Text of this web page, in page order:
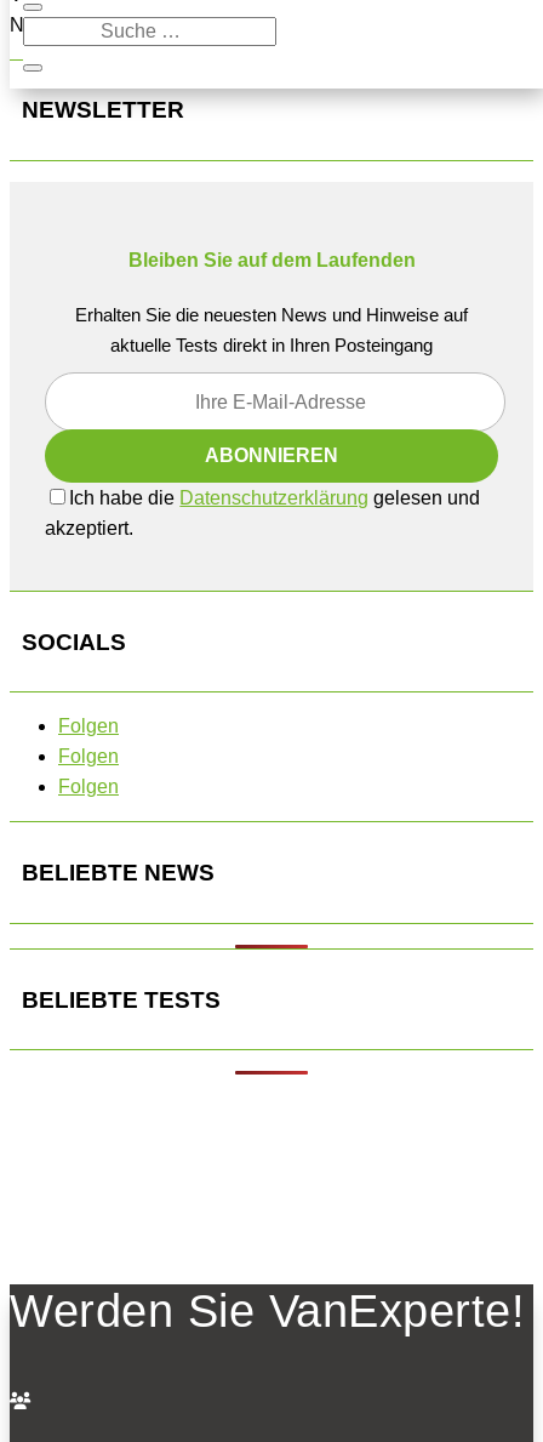
Navigation oben, um den Beitrag zu finden.
NEWSLETTER
Bleiben Sie auf dem Laufenden
Erhalten Sie die neuesten News und Hinweise auf
aktuelle Tests direkt in Ihren Posteingang
Ich habe die Datenschutzerklärung gelesen und
akzeptiert.
SOCIALS
Folgen
Folgen
Folgen
BELIEBTE NEWS
BELIEBTE TESTS
Werden Sie VanExperte!
